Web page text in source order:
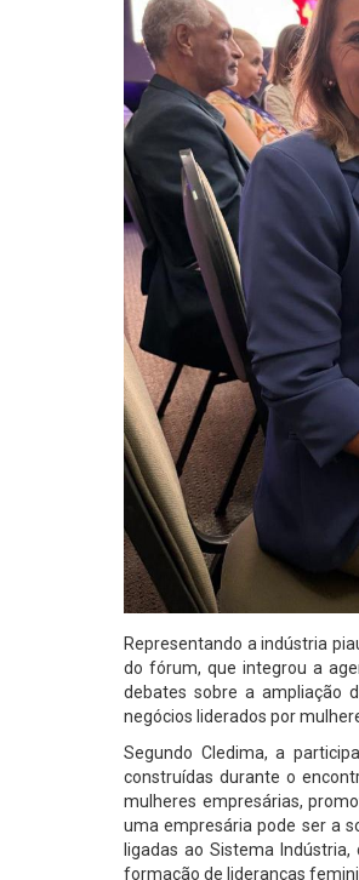
Representando a indústria
do fórum, que integrou a
debates sobre a ampliação
negócios liderados por
Segundo Cledima, a
construídas durante o
mulheres empresárias,
uma empresária pode ser a
ligadas ao Sistema
formação de lideranças